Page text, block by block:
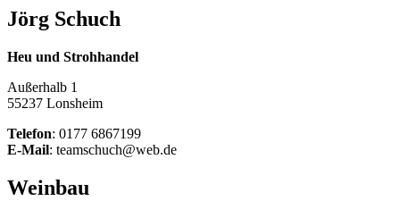
Jörg Schuch
Heu und Strohhandel
Außerhalb 1
55237 Lonsheim
Telefon: 0177 6867199
E-Mail: teamschuch@web.de
Weinbau